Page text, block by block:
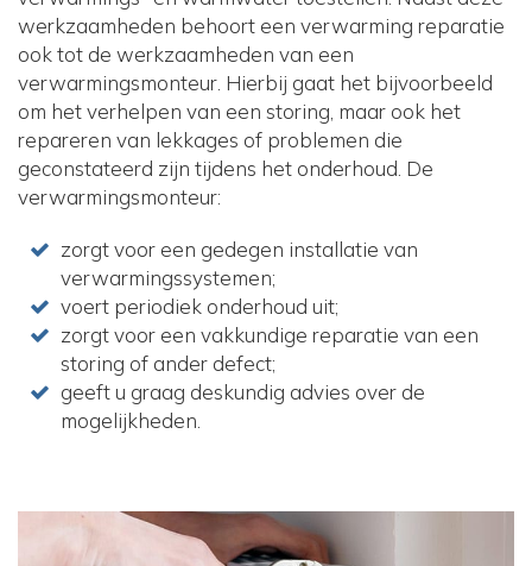
werkzaamheden behoort een verwarming reparatie
ook tot de werkzaamheden van een
verwarmingsmonteur. Hierbij gaat het bijvoorbeeld
om het verhelpen van een storing, maar ook het
repareren van lekkages of problemen die
geconstateerd zijn tijdens het onderhoud. De
verwarmingsmonteur:
zorgt voor een gedegen installatie van
verwarmingssystemen;
voert periodiek onderhoud uit;
zorgt voor een vakkundige reparatie van een
storing of ander defect;
geeft u graag deskundig advies over de
mogelijkheden.